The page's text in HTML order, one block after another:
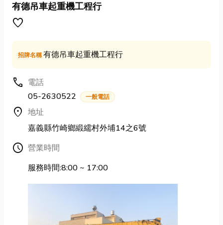
有德吊車起重機工程行
favorite
招牌名稱有德吊車起重機工程行
call 電話
05-2630522
一般電話
location_on 地址
嘉義縣竹崎鄉緞繻村外埔14之6號
Schedule 營業時間
服務時間:8:00 ~ 17:00